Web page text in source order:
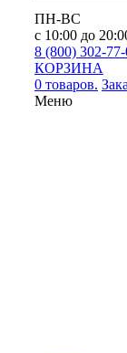
ПН-ВС
с 10:00 до
8 (800) 302-
КОРЗИНА
0 товаров.
Меню